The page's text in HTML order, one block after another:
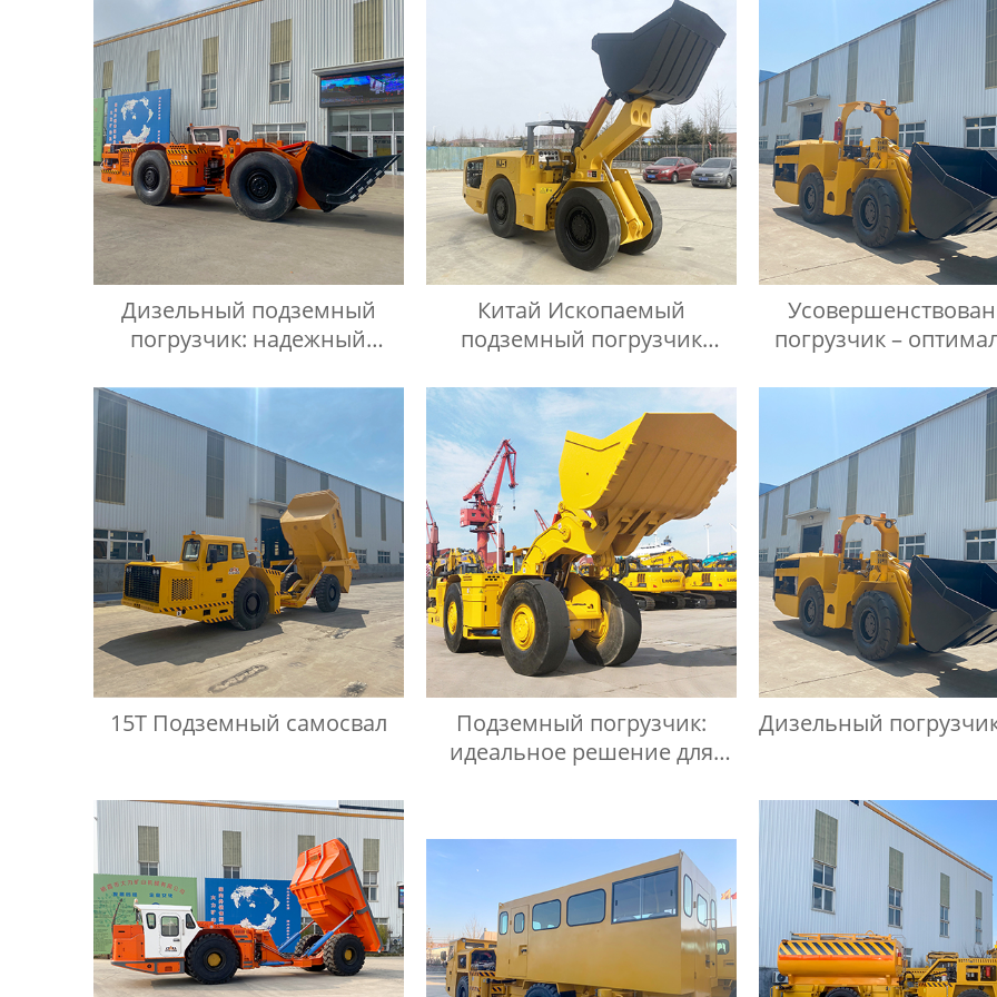
Дизельный подземный
погрузчик: надежный
Китай Ископаемый
подземный погрузчик
погрузчик –
шахты
15T Подземный самосвал
Подземный погрузчик:
идеальное решение для
Дизельный